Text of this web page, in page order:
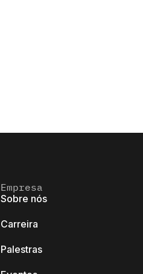
Empresa
Sobre nós
Carreira
Palestras